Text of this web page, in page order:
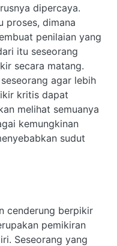
dipercaya.
proses, dimana
penilaian yang
itu seseorang
secara matang.
agar lebih
kritis dapat
melihat semuanya
kemungkinan
sudut
cenderung berpikir
pemikiran
Seseorang yang